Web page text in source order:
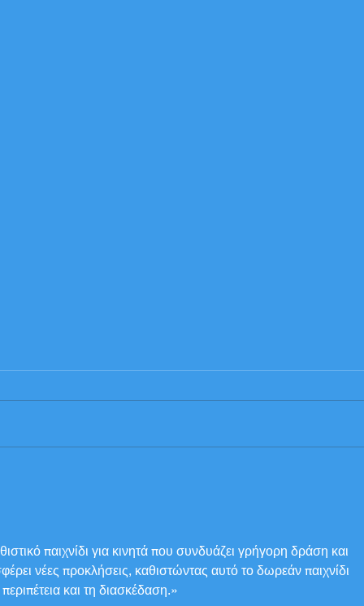
παιχνίδι για κινητά που συνδυάζει γρήγορη δράση και
νέες προκλήσεις, καθιστώντας αυτό το δωρεάν παιχνίδι
και τη διασκέδαση.»